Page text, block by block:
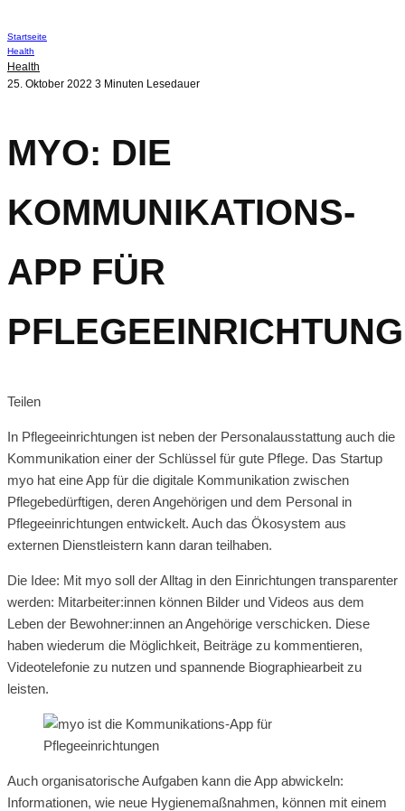
Startseite
Health
Health
25. Oktober 2022 3 Minuten Lesedauer
MYO: DIE
KOMMUNIKATIONS-
APP FÜR
Teilen
In Pflegeeinrichtungen ist neben der Personalausstattung auch die
Kommunikation einer der Schlüssel für gute Pflege. Das Startup
myo hat eine App für die digitale Kommunikation zwischen
Pflegebedürftigen, deren Angehörigen und dem Personal in
Pflegeeinrichtungen entwickelt. Auch das Ökosystem aus
externen Dienstleistern kann daran teilhaben.
Die Idee: Mit myo soll der Alltag in den Einrichtungen transparenter
werden: Mitarbeiter:innen können Bilder und Videos aus dem
Leben der Bewohner:innen an Angehörige verschicken. Diese
haben wiederum die Möglichkeit, Beiträge zu kommentieren,
Videotelefonie zu nutzen und spannende Biographiearbeit zu
leisten.
Auch organisatorische Aufgaben kann die App abwickeln:
Informationen, wie neue Hygienemaßnahmen, können mit einem